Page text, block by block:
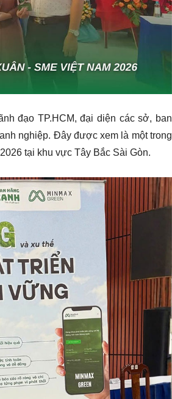
đạo TP.HCM, đại diện các sở, ban
nghiệp. Đây được xem là một trong
tại khu vực Tây Bắc Sài Gòn.